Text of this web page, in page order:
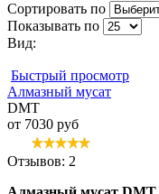
Сортировать по
Показывать по
Вид:
Быстрый просмотр
Алмазный мусат
DMT
от 7030 руб
Отзывов: 2